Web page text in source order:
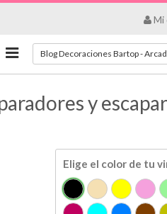
Mi
Blog Decoraciones Bartop -
y
Elige el color de tu